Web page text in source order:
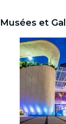
Musées et